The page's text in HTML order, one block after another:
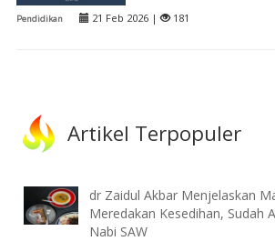
Pendidikan 21 Feb 2026 | 181
Artikel Terpopuler
dr Zaidul Akbar Menjelaskan
Meredakan Kesedihan, Sudah
Nabi SAW